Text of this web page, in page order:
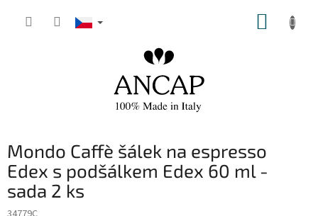
Mondo Caffè šálek na espresso
Edex s podšálkem Edex 60 ml -
sada 2 ks